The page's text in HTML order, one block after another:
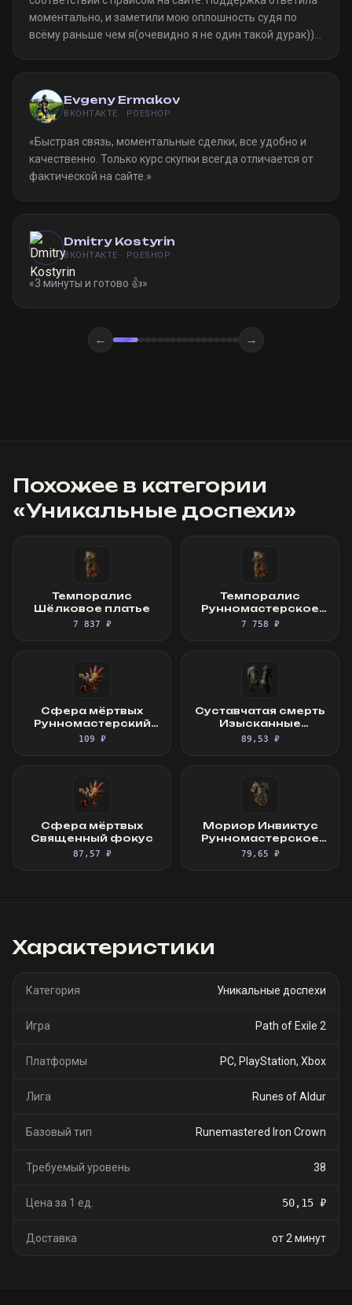
моментально, и заметили мою оплошность судя по
всёму раньше чем я(очевидно я не один такой дурак)).
Evgeny Ermakov
ВКОНТАКТЕ · POESHOP
«Быстрая связь, моментальные сделки, все удобно и
качественно. Только курс скупки всегда отличается от
фактической на сайте. »
Dmitry Kostyrin
ВКОНТАКТЕ · POESHOP
«3 минуты и готово 👍»
← →
Похожее в категории
«Уникальные доспехи»
Темпоралис
Шёлковое платье
7 837 ₽
Темпоралис
Рунномастерское
Шёлковое платье
7 758 ₽
Сфера мёртвых
Рунномастерский
Священный фокус
109 ₽
Суставчатая смерть
Изысканные
перчатки
89,53 ₽
Сфера мёртвых
Священный фокус
87,57 ₽
Мориор Инвиктус
Рунномастерское
Великолепное
79,65 ₽
Характеристики
Категория Уникальные доспехи
Игра Path of Exile 2
Платформы PC, PlayStation, Xbox
Лига Runes of Aldur
Базовый тип Runemastered Iron Crown
Требуемый уровень 38
Цена за 1 ед. 50,15 ₽
Доставка от 2 минут